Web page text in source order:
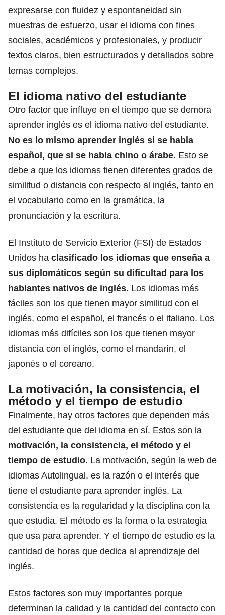
expresarse con fluidez y espontaneidad sin
muestras de esfuerzo, usar el idioma con fines
sociales, académicos y profesionales, y producir
textos claros, bien estructurados y detallados sobre
temas complejos.
El idioma nativo del estudiante
Otro factor que influye en el tiempo que se demora
aprender inglés es el idioma nativo del estudiante.
No es lo mismo aprender inglés si se habla
español, que si se habla chino o árabe. Esto se
debe a que los idiomas tienen diferentes grados de
similitud o distancia con respecto al inglés, tanto en
el vocabulario como en la gramática, la
pronunciación y la escritura.
El Instituto de Servicio Exterior (FSI) de Estados
Unidos ha clasificado los idiomas que enseña a
sus diplomáticos según su dificultad para los
hablantes nativos de inglés. Los idiomas más
fáciles son los que tienen mayor similitud con el
inglés, como el español, el francés o el italiano. Los
idiomas más difíciles son los que tienen mayor
distancia con el inglés, como el mandarín, el
japonés o el coreano.
La motivación, la consistencia, el
método y el tiempo de estudio
Finalmente, hay otros factores que dependen más
del estudiante que del idioma en sí. Estos son la
motivación, la consistencia, el método y el
tiempo de estudio. La motivación, según la web de
idiomas Autolingual, es la razón o el interés que
tiene el estudiante para aprender inglés. La
consistencia es la regularidad y la disciplina con la
que estudia. El método es la forma o la estrategia
que usa para aprender. Y el tiempo de estudio es la
cantidad de horas que dedica al aprendizaje del
inglés.
Estos factores son muy importantes porque
determinan la calidad y la cantidad del contacto con